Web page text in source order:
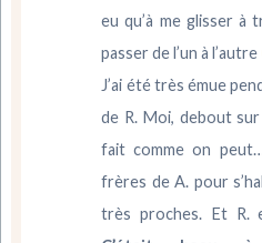
eu qu’à me glisser à
passer de l’un à l’autre
J’ai été très émue
de R. Moi, debout
fait comme on
frères de A. pour
très proches. Et R.